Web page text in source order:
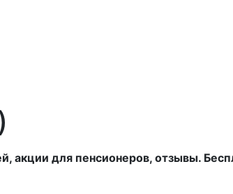
акции для пенсионеров, отзывы.